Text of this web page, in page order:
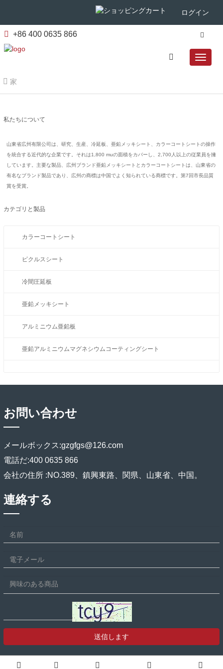
ログイン
+86 400 0635 866
家
私たちについて
山東省広州有限公司は、研究、生産、冷延板、亜鉛メッキシート、カラーコートシートの操作
を統合する近代的な企業です。それは1,800 muの面積をカバーし、2,700人以上の従業員を擁
しています。主要な製品、広州ブランド亜鉛メッキシートとカラーコートシートは、山東省の
有名なブランド製品であり、広州の商標は中国でよく知られている商標です。第7回市長品質
賞を受賞。
カテゴリと製品
カラーコートシート
ピクルスシート
冷間圧延板
亜鉛メッキシート
アルミニウム亜鉛板
亜鉛アルミニウムマグネシウムコーティングシート
お問い合わせ
メールボックス:gzgfgs@126.com
電話だ:400 0635 866
会社の住所 :NO.389、鎮興東路、関県、山東省、中国。
連絡する
送信します